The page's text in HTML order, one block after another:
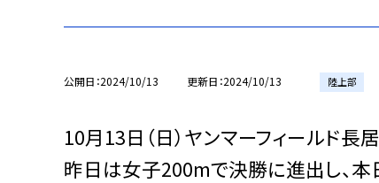
公開日 2024/10/13 更新日 2024/10/13 陸上部
10月13日（日）ヤンマーフィールド長
昨日は女子200mで決勝に進出し、